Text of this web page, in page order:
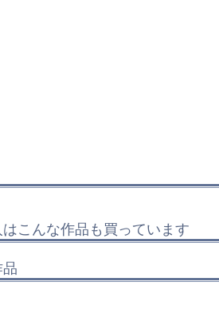
こんな作品も買っています